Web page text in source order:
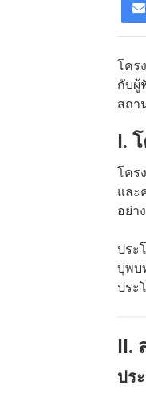
โคร
กับผู้
สถา
I.
โคร
และ
อย่า
ประ
บุพบ
ประ
ปร